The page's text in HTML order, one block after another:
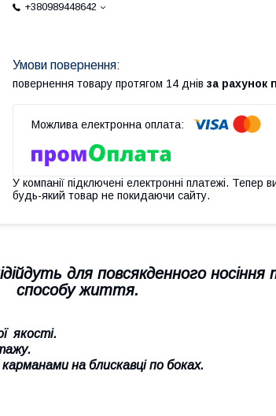
+380989448642
повернення товару протягом 14 днів за рахунок
У компанії підключені електронні платежі. Тепер
будь-який товар не покидаючи сайту.
для повсякденного
способу життя.
якості.
на блискавці по боках.